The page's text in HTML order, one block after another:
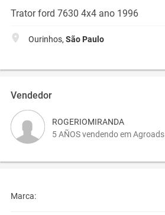
Trator ford 7630 4x4 ano 1996
Ourinhos, São Paulo
Vendedor
ROGERIOMIRANDA
5 AÑOS vendendo em Agroads
Marca: